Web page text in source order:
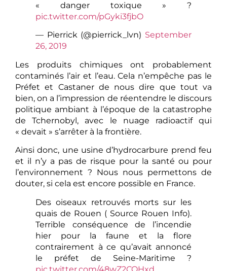
« danger toxique » ?
pic.twitter.com/pGyki3fjbO
— Pierrick (@pierrick_lvn) September
26, 2019
Les produits chimiques ont probablement
contaminés l’air et l’eau. Cela n’empêche pas le
Préfet et Castaner de nous dire que tout va
bien, on a l’impression de réentendre le discours
politique ambiant à l’époque de la catastrophe
de Tchernobyl, avec le nuage radioactif qui
« devait » s’arrêter à la frontière.
Ainsi donc, une usine d’hydrocarbure prend feu
et il n’y a pas de risque pour la santé ou pour
l’environnement ? Nous nous permettons de
douter, si cela est encore possible en France.
Des oiseaux retrouvés morts sur les
quais de Rouen ( Source Rouen Info).
Terrible conséquence de l’incendie
hier pour la faune et la flore
contrairement à ce qu’avait annoncé
le préfet de Seine-Maritime ?
pic.twitter.com/48wZ2CQHxd